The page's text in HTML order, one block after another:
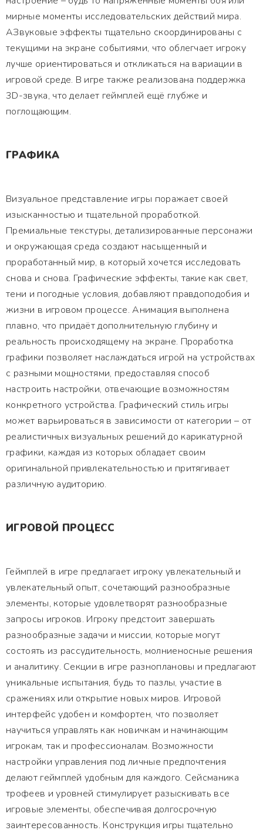
мирные моменты исследовательских действий мира.
АЗвуковые эффекты тщательно скоординированы с
текущими на экране событиями, что облегчает игроку
лучше ориентироваться и откликаться на вариации в
игровой среде. В игре также реализована поддержка
3D-звука, что делает геймплей ещё глубже и
поглощающим.
ГРАФИКА
Визуальное представление игры поражает своей
изысканностью и тщательной проработкой.
Премиальные текстуры, детализированные персонажи
и окружающая среда создают насыщенный и
проработанный мир, в который хочется исследовать
снова и снова. Графические эффекты, такие как свет,
тени и погодные условия, добавляют правдоподобия и
жизни в игровом процессе. Анимация выполнена
плавно, что придаёт дополнительную глубину и
реальность происходящему на экране. Проработка
графики позволяет наслаждаться игрой на устройствах
с разными мощностями, предоставляя способ
настроить настройки, отвечающие возможностям
конкретного устройства. Графический стиль игры
может варьироваться в зависимости от категории – от
реалистичных визуальных решений до карикатурной
графики, каждая из которых обладает своим
оригинальной привлекательностью и притягивает
различную аудиторию.
ИГРОВОЙ ПРОЦЕСС
Геймплей в игре предлагает игроку увлекательный и
увлекательный опыт, сочетающий разнообразные
элементы, которые удовлетворят разнообразные
запросы игроков. Игроку предстоит завершать
разнообразные задачи и миссии, которые могут
состоять из рассудительность, молниеносные решения
и аналитику. Секции в игре разноплановы и предлагают
уникальные испытания, будь то пазлы, участие в
сражениях или открытие новых миров. Игровой
интерфейс удобен и комфортен, что позволяет
научиться управлять как новичкам и начинающим
игрокам, так и профессионалам. Возможности
настройки управления под личные предпочтения
делают геймплей удобным для каждого. Сейсманика
трофеев и уровней стимулирует разыскивать все
игровые элементы, обеспечивая долгосрочную
заинтересованность. Конструкция игры тщательно